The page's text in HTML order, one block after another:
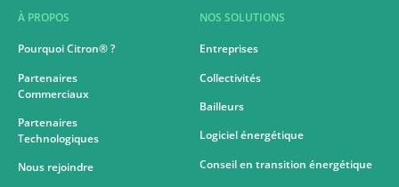
À PROPOS
Pourquoi Citron® ?
Partenaires
Commerciaux
Partenaires
Technologiques
Nous rejoindre
NOS SOLUTIONS
Entreprises
Collectivités
Bailleurs
Logiciel énergétique
Conseil en transition énergétique